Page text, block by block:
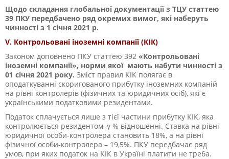
Щодо складання глобальної документації з ТЦУ статтею
39 ПКУ передбачено ряд окремих вимог, які наберуть
чинності з 1 січня 2021 р.
V. Контрольовані іноземні компанії (КІК)
Законом доповнено ПКУ статтею 392 «Контрольовані
іноземні компанії», норми якої мають набути чинності з
01 січня 2021 року. Зміст правил КІК полягає в
оподаткуванні скоригованого прибутку іноземних компаній
на рівні контролерів (фізичних та юридичних осіб), які є
українськими податковими резидентами.
Податок сплачується лише з тієї частини прибутку КІК, яка
контролюється резидентом, у % відношенні. Ставка на рівні
юридичної особи-контролера становить 18%, а на рівні
фізичної особи-контролера – 19,5%. ПКУ передбачає ряд
умов, при яких податок на КІК в Україні платити не треба.